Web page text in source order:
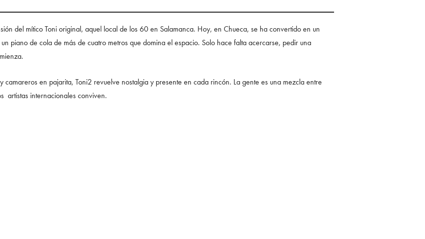
del mítico Toni original, aquel local de los 60 en Salamanca. Hoy, en Chueca, se ha convertido en un
piano de cola de más de cuatro metros que domina el espacio. Solo hace falta acercarse, pedir una
camareros en pajarita, Toni2 revuelve nostalgia y presente en cada rincón. La gente es una mezcla entre
artistas internacionales conviven.